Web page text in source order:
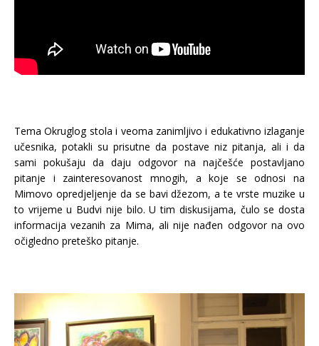
Tema Okruglog stola i veoma zanimljivo i edukativno izlaganje
učesnika, potakli su prisutne da postave niz pitanja, ali i da
sami pokušaju da daju odgovor na najčešće postavljano
pitanje i zainteresovanost mnogih, a koje se odnosi na
Mimovo opredjeljenje da se bavi džezom, a te vrste muzike u
to vrijeme u Budvi nije bilo. U tim diskusijama, čulo se dosta
informacija vezanih za Mima, ali nije nađen odgovor na ovo
očigledno preteško pitanje.